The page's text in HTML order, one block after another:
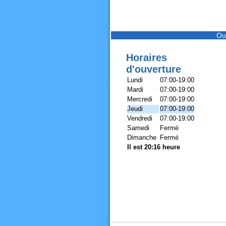
Horaires
d'ouverture
Lundi
07:00-19:00
Mardi
07:00-19:00
Mercredi
07:00-19:00
Jeudi
07:00-19:00
Vendredi
07:00-19:00
Samedi
Fermé
Dimanche
Fermé
Il est 20:16 heure